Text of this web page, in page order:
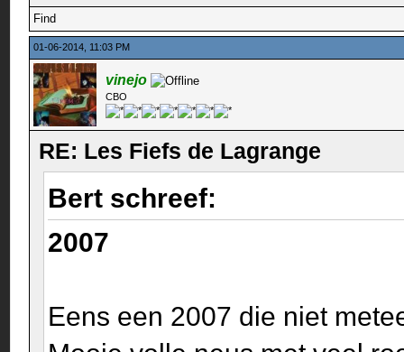
Find
01-06-2014, 11:03 PM
vinejo
CBO
RE: Les Fiefs de Lagrange
Bert schreef:
2007
Eens een 2007 die niet